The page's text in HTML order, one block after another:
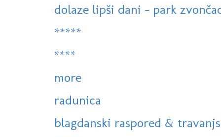
dolaze lipši dani - park
*****
****
more
radunica
blagdanski raspored &